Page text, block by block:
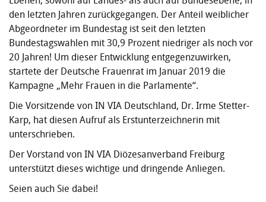
den letzten Jahren zurückgegangen. Der Anteil weiblicher
Abgeordneter im Bundestag ist seit den letzten
Bundestagswahlen mit 30,9 Prozent niedriger als noch vor
20 Jahren! Um dieser Entwicklung entgegenzuwirken,
startete der Deutsche Frauenrat im Januar 2019 die
Kampagne „Mehr Frauen in die Parlamente“.
Die Vorsitzende von IN VIA Deutschland, Dr. Irme Stetter-
Karp, hat diesen Aufruf als Erstunterzeichnerin mit
unterschrieben.
Der Vorstand von IN VIA Diözesanverband Freiburg
unterstützt dieses wichtige und dringende Anliegen.
Seien auch Sie dabei!